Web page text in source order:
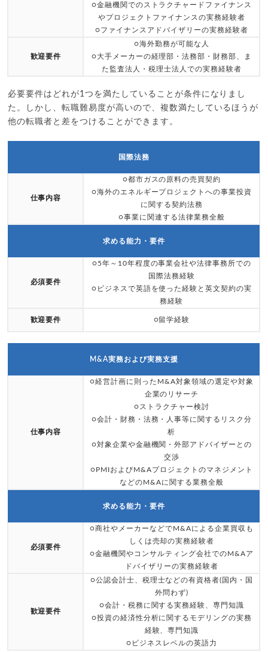
○金融機関でのストラクチャードファイナンス
やプロジェクトファイナンスの実務経験者
○ファイナンスアドバイザリーの実務経験者
歓迎要件
○海外勤務が可能な人
○大手メーカーの経理部・法務部・財務部、ま
た監査法人・税理士法人での実務経験者
必要要件はどれが1つを満たしていることが条件になりまし
た。しかし、転職難易度が高いので、複数満たしているほうが
他の転職者と差をつけることができます。
国際法務
仕事内容
○都市ガスの原料の売買契約
○海外のエネルギープロジェクトへの事業投資
に関する契約法務
○事業に関連する法律業務全般
求める能力・要件
必須要件
○5年～10年程度の事業会社や法律事務所での
国際法務経験
○ビジネスで英語を使った経験と英文契約の実
務経験
歓迎要件 ○留学経験
M&A実務および実務支援
仕事内容
○経営計画に則ったM&A対象領域の選定や対象
企業のリサーチ
○ストラクチャー検討
○会計・財務・法務・人事等に関するリスク分
析
○対象企業や金融機関・外部アドバイザーとの
交渉
○PMIおよびM&Aプロジェクトのマネジメント
などのM&Aに関する業務全般
求める能力・要件
必須要件
○商社やメーカーなどでM&Aによる企業買収も
しくは売却の実務経験者
○金融機関やコンサルティング会社でのM&Aア
ドバイザリーの実務経験者
歓迎要件
○公認会計士、税理士などの有資格者(国内・国
外問わず)
○会計・税務に関する実務経験、専門知識
○投資の経済性分析に関するモデリングの実務
経験、専門知識
○ビジネスレベルの英語力